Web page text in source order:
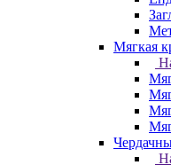
Мягкая